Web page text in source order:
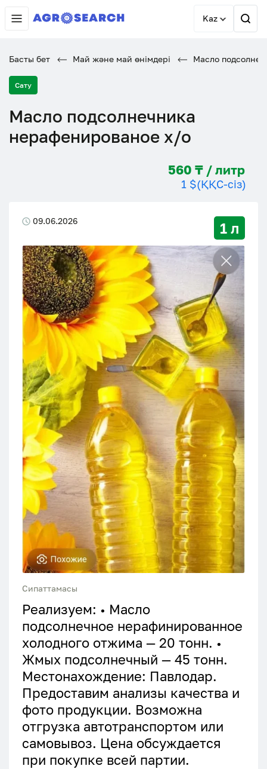
Kaz
Басты бет Май және май өнімдері Масло
Сату
Масло подсолнечника
нерафенированое х/о
560 ₸ / литр
1 $(ҚҚС-сіз)
09.06.2026 1 л
Сипаттамасы
Реализуем: • Масло
подсолнечное нерафинированное
холодного отжима — 20 тонн. •
Жмых подсолнечный — 45 тонн.
Местонахождение: Павлодар.
Предоставим анализы качества и
фото продукции. Возможна
отгрузка автотранспортом или
самовывоз. Цена обсуждается
при покупке всей партии.